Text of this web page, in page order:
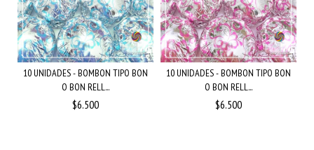
10 UNIDADES - BOMBON TIPO BON
O BON RELL...
$6.500
10 UNIDADES - BOMBON TIPO BON
O BON RELL...
$6.500